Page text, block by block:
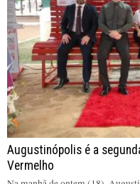
Augustinópolis é a
Vermelho